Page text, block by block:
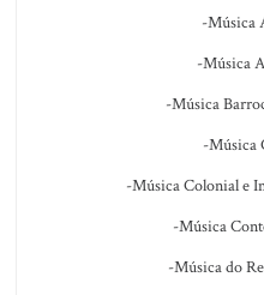
-Música
-Música
-Música
-Música
-Música Colonial e
-Música
-Música do